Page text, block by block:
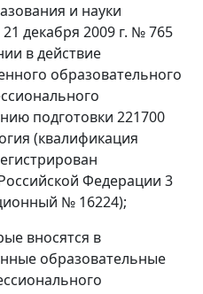
и науки
декабря 2009 г. № 765
в действие
образовательного
подготовки 221700
(квалификация
Федерации 3
№ 16224);
вносятся в
образовательные